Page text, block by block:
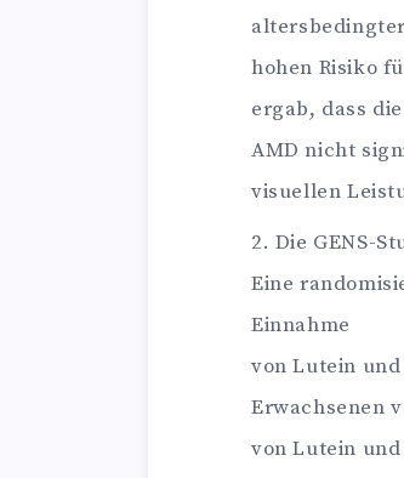
hohen Risiko
ergab, dass
AMD nicht
visuellen
Die GENS-
Eine
Einnahme
von Lutein und
Erwachsenen
von Lutein und